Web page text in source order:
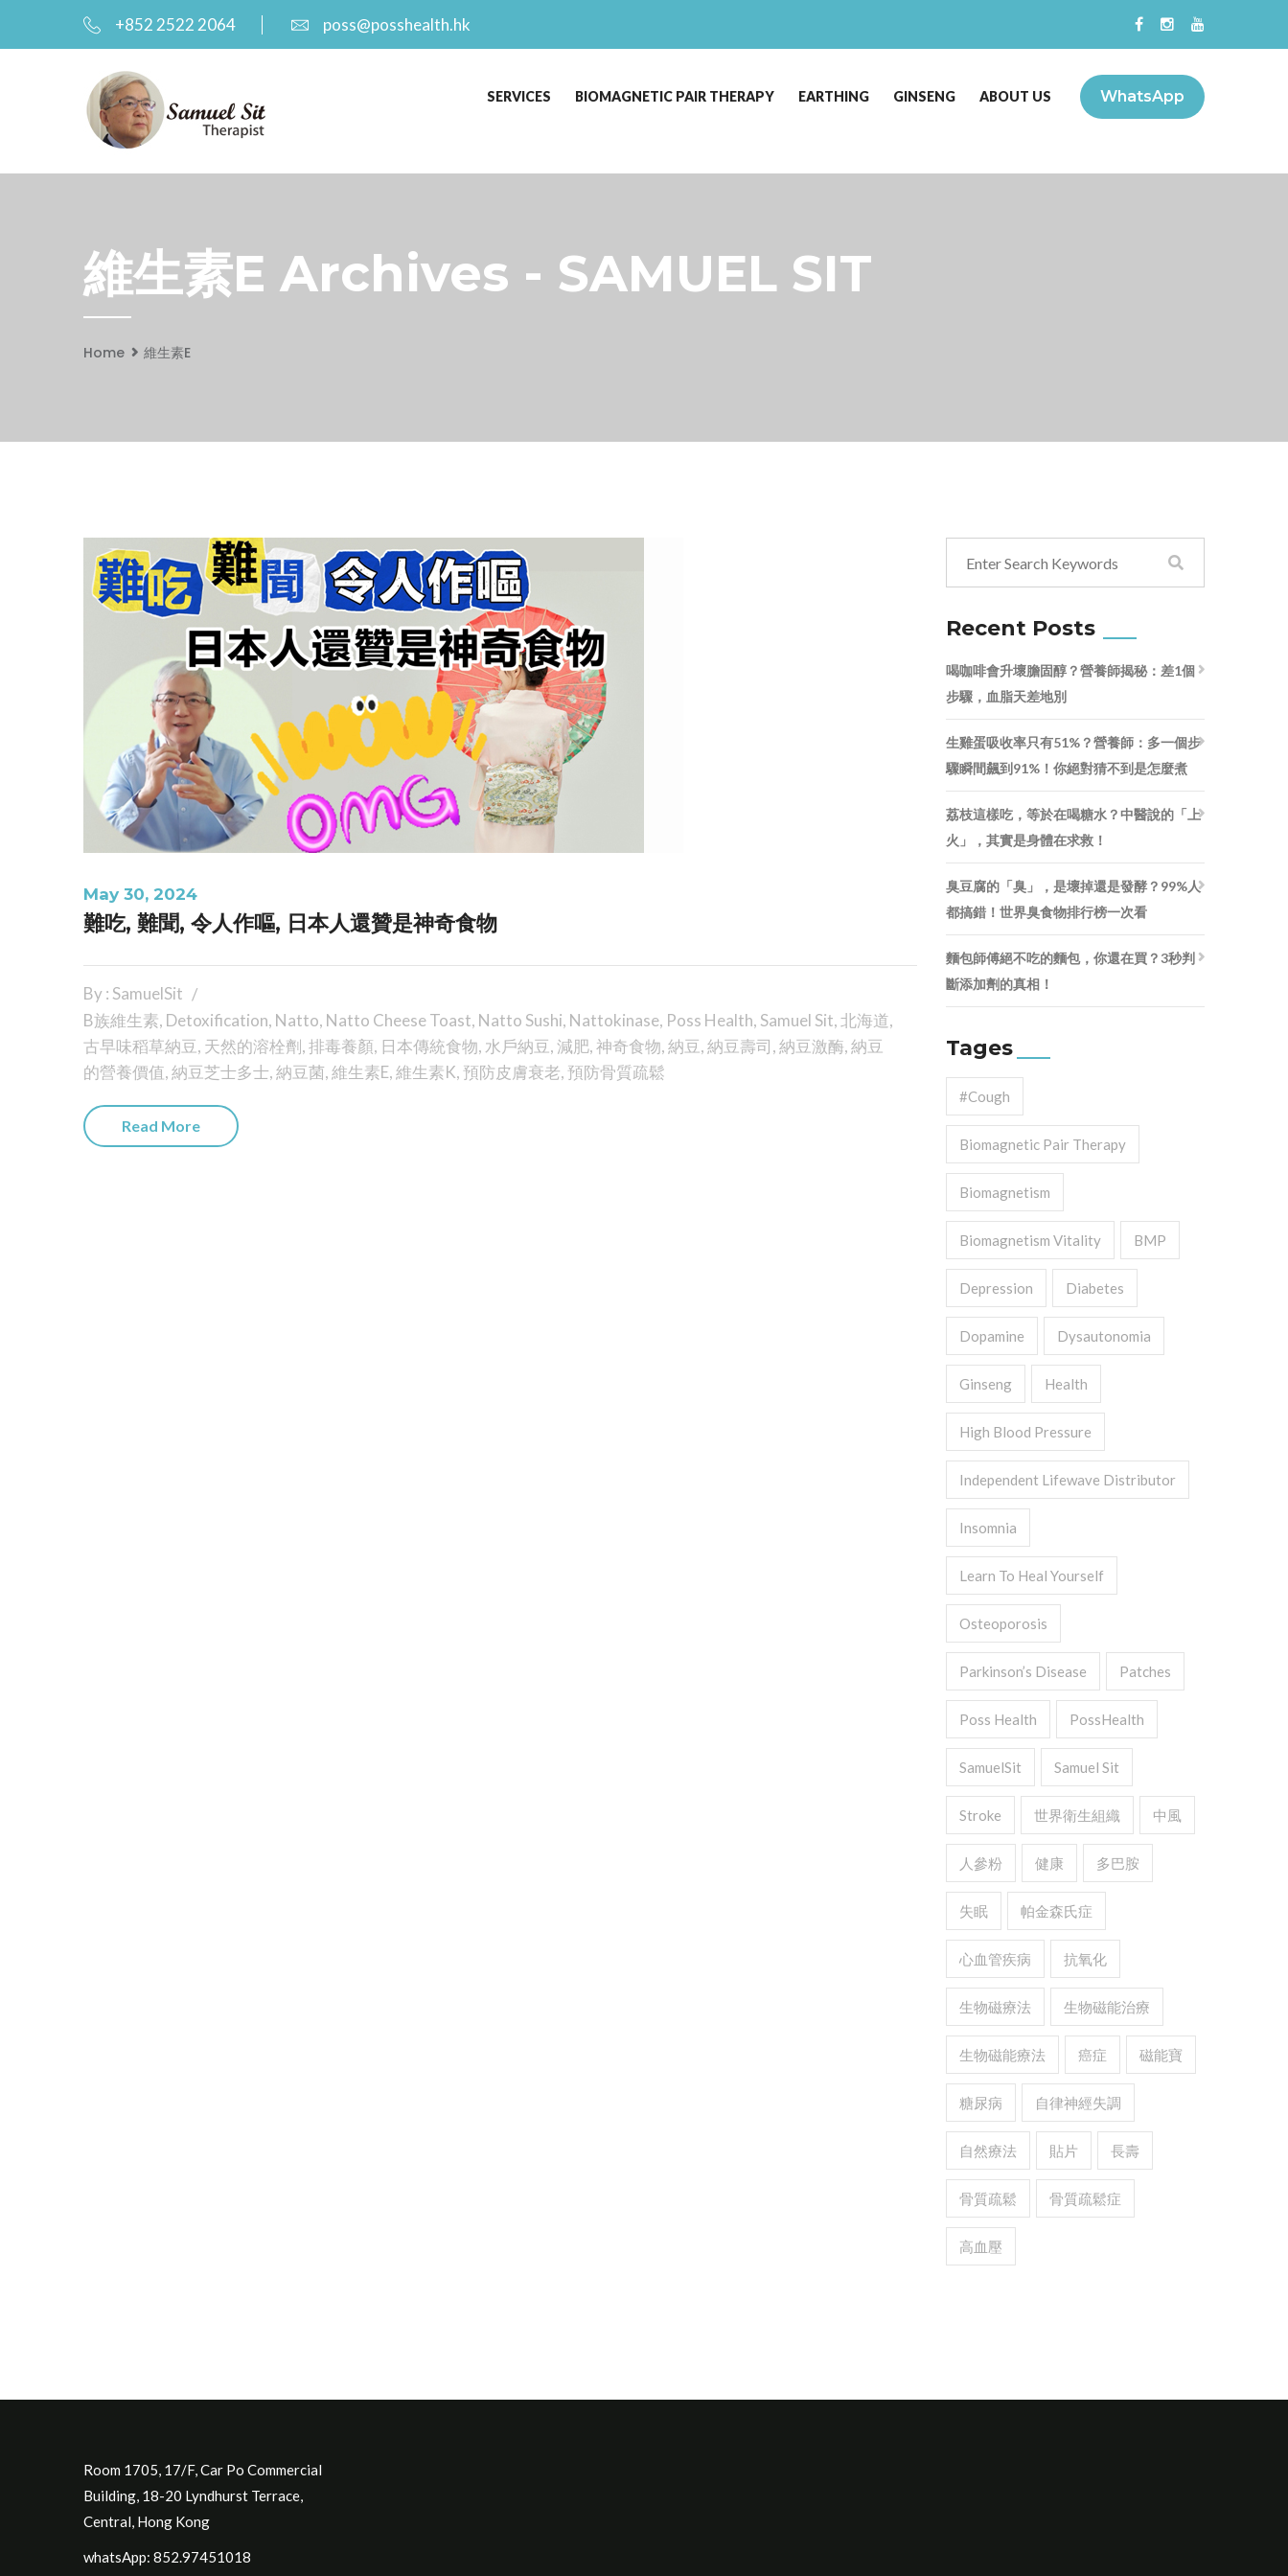
+852 2522 2064 poss@posshealth.hk
WhatsApp
SERVICES BIOMAGNETIC PAIR THERAPY EARTHING GINSENG ABOUT US
維生素E Archives - SAMUEL SIT
Home 維生素E
May 30, 2024
難吃, 難聞, 令人作嘔, 日本人還贊是神奇食物
By : SamuelSit
B族維生素, Detoxification, Natto, Natto Cheese Toast, Natto Sushi, Nattokinase, Poss Health, Samuel Sit,北海道,
古早味稻草納豆, 天然的溶栓劑,排毒養顏, 日本傳統食物, 水戶納豆, 減肥,神奇食物,納豆,納豆壽司,納豆激酶,納豆
的營養價值,納豆芝士多士,納豆菌,維生素E,維生素K,預防皮膚衰老,預防骨質疏鬆
Read More
Recent Posts
喝咖啡會升壞膽固醇？營養師揭秘：差1個
步驟，血脂天差地別
生雞蛋吸收率只有51%？營養師：多一個步
驟瞬間飆到91%！你絕對猜不到是怎麼煮
荔枝這樣吃，等於在喝糖水？中醫說的「上
火」，其實是身體在求救！
臭豆腐的「臭」，是壞掉還是發酵？99%人
都搞錯！世界臭食物排行榜一次看
麵包師傅絕不吃的麵包，你還在買？3秒判
斷添加劑的真相！
Tages
#cough
Biomagnetic Pair Therapy
Biomagnetism
Biomagnetism Vitality BMP
Depression Diabetes
Dopamine Dysautonomia
Ginseng Health
High Blood Pressure
Independent Lifewave Distributor
Insomnia
Learn To Heal Yourself
Osteoporosis
Parkinson’s Disease Patches
Poss Health PossHealth
SamuelSit Samuel Sit
Stroke 世界衛生組織 中風
人參粉 健康 多巴胺
失眠 帕金森氏症
心血管疾病 抗氧化
生物磁療法 生物磁能治療
生物磁能療法 癌症 磁能寶
糖尿病 自律神經失調
自然療法 貼片 長壽
骨質疏鬆 骨質疏鬆症
高血壓
Room 1705, 17/F, Car Po Commercial
Building, 18-20 Lyndhurst Terrace,
Central, Hong Kong
whatsApp: 852.97451018